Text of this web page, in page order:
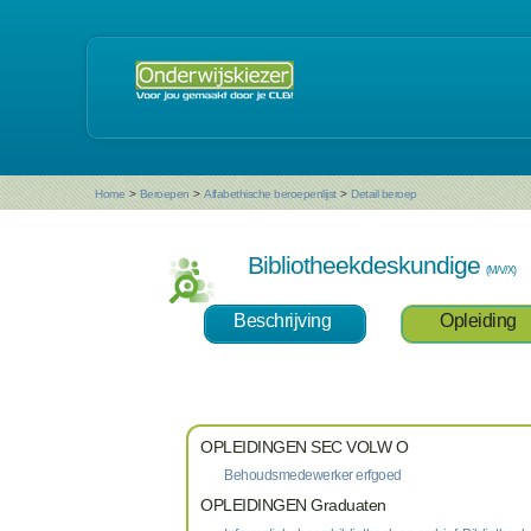
Home > Beroepen > Alfabethische beroepenlijst > Detail beroep
Bibliotheekdeskundige (M/V/X)
Beschrijving Opleiding
OPLEIDINGEN SEC VOLW O
Behoudsmedewerker erfgoed
OPLEIDINGEN Graduaten